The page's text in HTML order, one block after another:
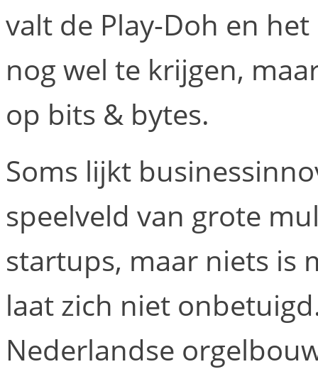
valt de Play-Doh en
nog wel te krijgen,
op bits & bytes.
Soms lijkt
speelveld van grote
startups, maar niets is
laat zich niet
Nederlandse